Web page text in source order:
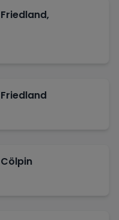
Friedland,
Friedland
Cölpin